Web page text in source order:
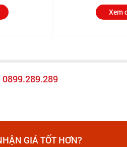
Xem
0899.289.289
GIÁ TỐT HƠN?